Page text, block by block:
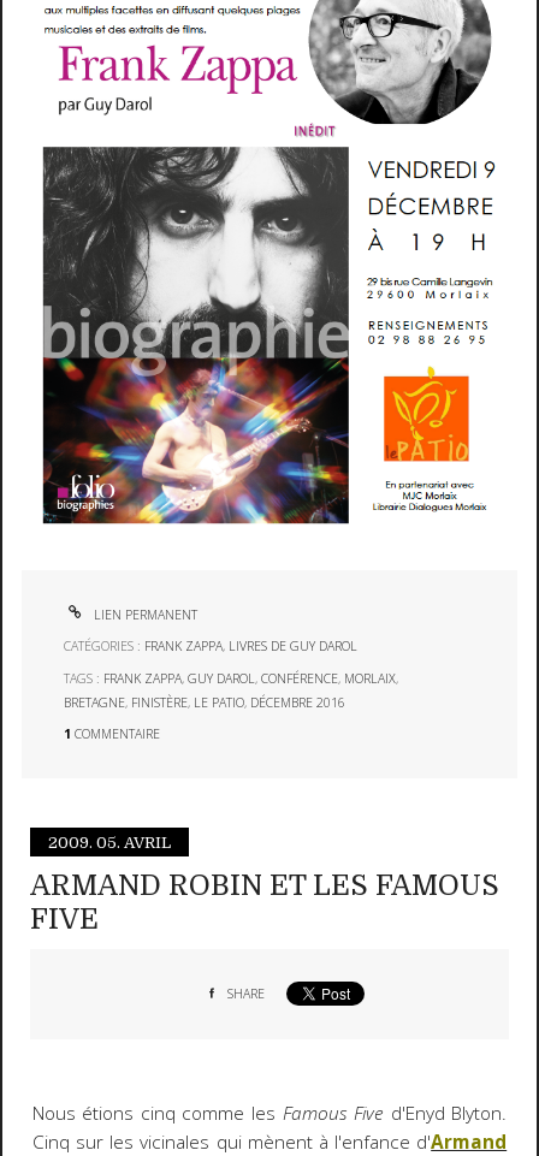
LIEN PERMANENT
CATÉGORIES : FRANK ZAPPA, LIVRES DE GUY DAROL
TAGS : FRANK ZAPPA,GUY DAROL,CONFÉRENCE, MORLAIX,
BRETAGNE, FINISTÈRE, LE PATIO, DÉCEMBRE 2016
1 COMMENTAIRE
2009. 05. AVRIL
ARMAND ROBIN ET LES FAMOUS
FIVE
SHARE
Nous étions cinq comme les Famous Five d'Enyd Blyton.
Cinq sur les vicinales qui mènent à l'enfance d'Armand